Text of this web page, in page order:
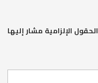
الحقول الإلزامية مشار إليها